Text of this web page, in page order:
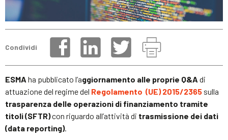
Condividi
ESMA ha pubblicato l’aggiornamento alle proprie Q&A di
attuazione del regime del Regolamento (UE) 2015/2365 sulla
trasparenza delle operazioni di finanziamento tramite
titoli (SFTR)con riguardo all’attività di trasmissione dei dati
(data reporting).